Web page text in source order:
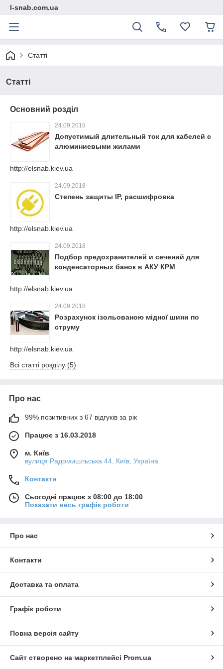
l-snab.com.ua
Статті
Статті
Основний розділ
24.09.2018
Допустимый длительный ток для кабелей с
алюминиевыми жилами
http://elsnab.kiev.ua
24.09.2018
Степень защиты IP, расшифровка
http://elsnab.kiev.ua
24.09.2018
Подбор предохранителей и сечений для
конденсаторных банок в АКУ КРМ
http://elsnab.kiev.ua
24.09.2018
Розрахунок ізольованою мідної шини по
струму
http://elsnab.kiev.ua
Всі статті розділу (5)
Про нас
99% позитивних з 67 відгуків за рік
Працює з 16.03.2018
м. Київ
вулиця Радомишльська 44, Київ, Україна
Контакти
Сьогодні працює з 08:00 до 18:00
Показати весь графік роботи
Про нас
Контакти
Доставка та оплата
Графік роботи
Повна версія сайту
Сайт створено на маркетплейсі Prom.ua